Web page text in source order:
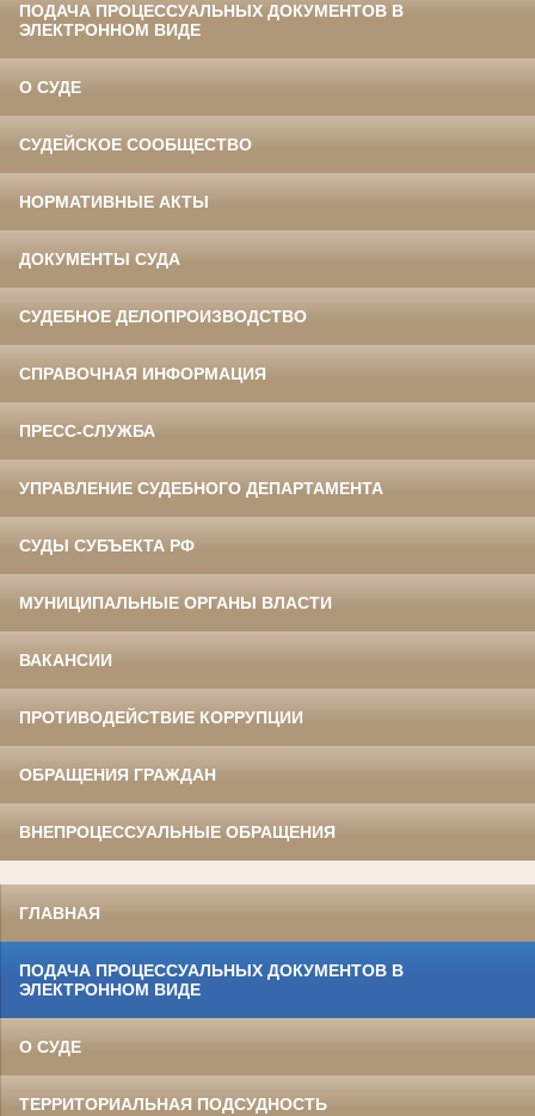
ПОДАЧА ПРОЦЕССУАЛЬНЫХ ДОКУМЕНТОВ В
ЭЛЕКТРОННОМ ВИДЕ
О СУДЕ
СУДЕЙСКОЕ СООБЩЕСТВО
НОРМАТИВНЫЕ АКТЫ
ДОКУМЕНТЫ СУДА
СУДЕБНОЕ ДЕЛОПРОИЗВОДСТВО
СПРАВОЧНАЯ ИНФОРМАЦИЯ
ПРЕСС-СЛУЖБА
УПРАВЛЕНИЕ СУДЕБНОГО ДЕПАРТАМЕНТА
СУДЫ СУБЪЕКТА РФ
МУНИЦИПАЛЬНЫЕ ОРГАНЫ ВЛАСТИ
ВАКАНСИИ
ПРОТИВОДЕЙСТВИЕ КОРРУПЦИИ
ОБРАЩЕНИЯ ГРАЖДАН
ВНЕПРОЦЕССУАЛЬНЫЕ ОБРАЩЕНИЯ
ГЛАВНАЯ
ПОДАЧА ПРОЦЕССУАЛЬНЫХ ДОКУМЕНТОВ В
ЭЛЕКТРОННОМ ВИДЕ
О СУДЕ
ТЕРРИТОРИАЛЬНАЯ ПОДСУДНОСТЬ